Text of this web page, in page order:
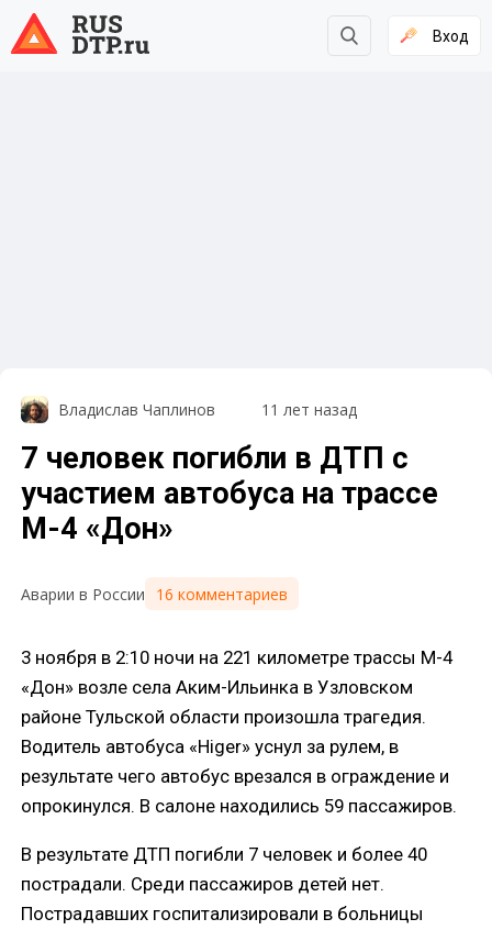
Вход
Владислав Чаплинов 11 лет назад
7 человек погибли в ДТП с
участием автобуса на трассе
М-4 «Дон»
Аварии в России 16 комментариев
3 ноября в 2:10 ночи на 221 километре трассы М-4
«Дон» возле села Аким-Ильинка в Узловском
районе Тульской области произошла трагедия.
Водитель автобуса «Higer» уснул за рулем, в
результате чего автобус врезался в ограждение и
опрокинулся. В салоне находились 59 пассажиров.
В результате ДТП погибли 7 человек и более 40
пострадали. Среди пассажиров детей нет.
Пострадавших госпитализировали в больницы